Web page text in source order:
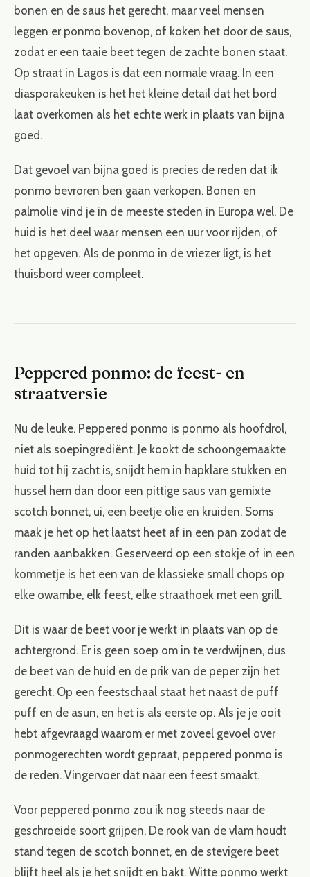
bonen en de saus het gerecht, maar veel mensen
leggen er ponmo bovenop, of koken het door de saus,
zodat er een taaie beet tegen de zachte bonen staat.
Op straat in Lagos is dat een normale vraag. In een
diasporakeuken is het het kleine detail dat het bord
laat overkomen als het echte werk in plaats van bijna
goed.
Dat gevoel van bijna goed is precies de reden dat ik
ponmo bevroren ben gaan verkopen. Bonen en
palmolie vind je in de meeste steden in Europa wel. De
huid is het deel waar mensen een uur voor rijden, of
het opgeven. Als de ponmo in de vriezer ligt, is het
thuisbord weer compleet.
Peppered ponmo: de feest- en
straatversie
Nu de leuke. Peppered ponmo is ponmo als hoofdrol,
niet als soepingrediënt. Je kookt de schoongemaakte
huid tot hij zacht is, snijdt hem in hapklare stukken en
hussel hem dan door een pittige saus van gemixte
scotch bonnet, ui, een beetje olie en kruiden. Soms
maak je het op het laatst heet af in een pan zodat de
randen aanbakken. Geserveerd op een stokje of in een
kommetje is het een van de klassieke small chops op
elke owambe, elk feest, elke straathoek met een grill.
Dit is waar de beet voor je werkt in plaats van op de
achtergrond. Er is geen soep om in te verdwijnen, dus
de beet van de huid en de prik van de peper zijn het
gerecht. Op een feestschaal staat het naast de puff
puff en de asun, en het is als eerste op. Als je je ooit
hebt afgevraagd waarom er met zoveel gevoel over
ponmogerechten wordt gepraat, peppered ponmo is
de reden. Vingervoer dat naar een feest smaakt.
Voor peppered ponmo zou ik nog steeds naar de
geschroeide soort grijpen. De rook van de vlam houdt
stand tegen de scotch bonnet, en de stevigere beet
blijft heel als je het snijdt en bakt. Witte ponmo werkt